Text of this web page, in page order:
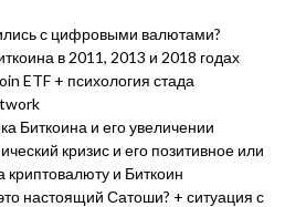
с цифровыми валютами?
в 2011, 2013 и 2018 годах
ETF + психология стада
Биткоина и его увеличении
кризис и его позитивное или
криптовалюту и Биткоин
настоящий Сатоши? + ситуация с